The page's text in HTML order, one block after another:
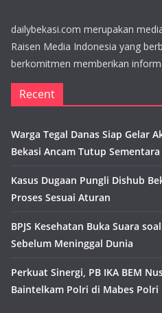
dailybekasi.com merupakan
Raisen Media Indonesia yang
berkomitmen memberikan
Recent
Warga Tegal Danas Siap Gelar
Bekasi Ancam Tutup
Kasus Dugaan Pungli Dishub
Proses Sesuai Aturan
BPJS Kesehatan Buka Suara
Sebelum Meninggal Dunia
Perkuat Sinergi, PB IKA BEM
Baintelkam Polri di Mabes Polri